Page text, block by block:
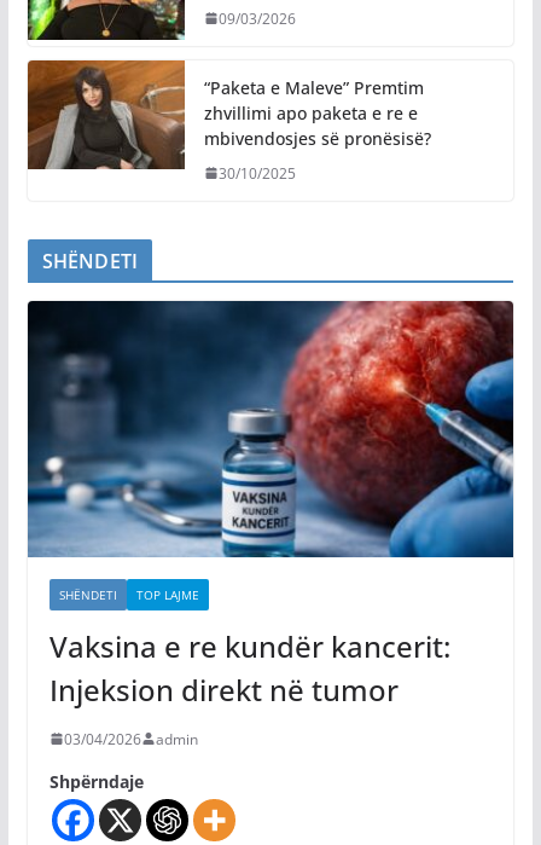
09/03/2026
“Paketa e Maleve” Premtim
zhvillimi apo paketa e re e
mbivendosjes së pronësisë?
30/10/2025
SHËNDETI
SHËNDETI TOP LAJME
Vaksina e re kundër kancerit:
Injeksion direkt në tumor
03/04/2026 admin
Shpërndaje